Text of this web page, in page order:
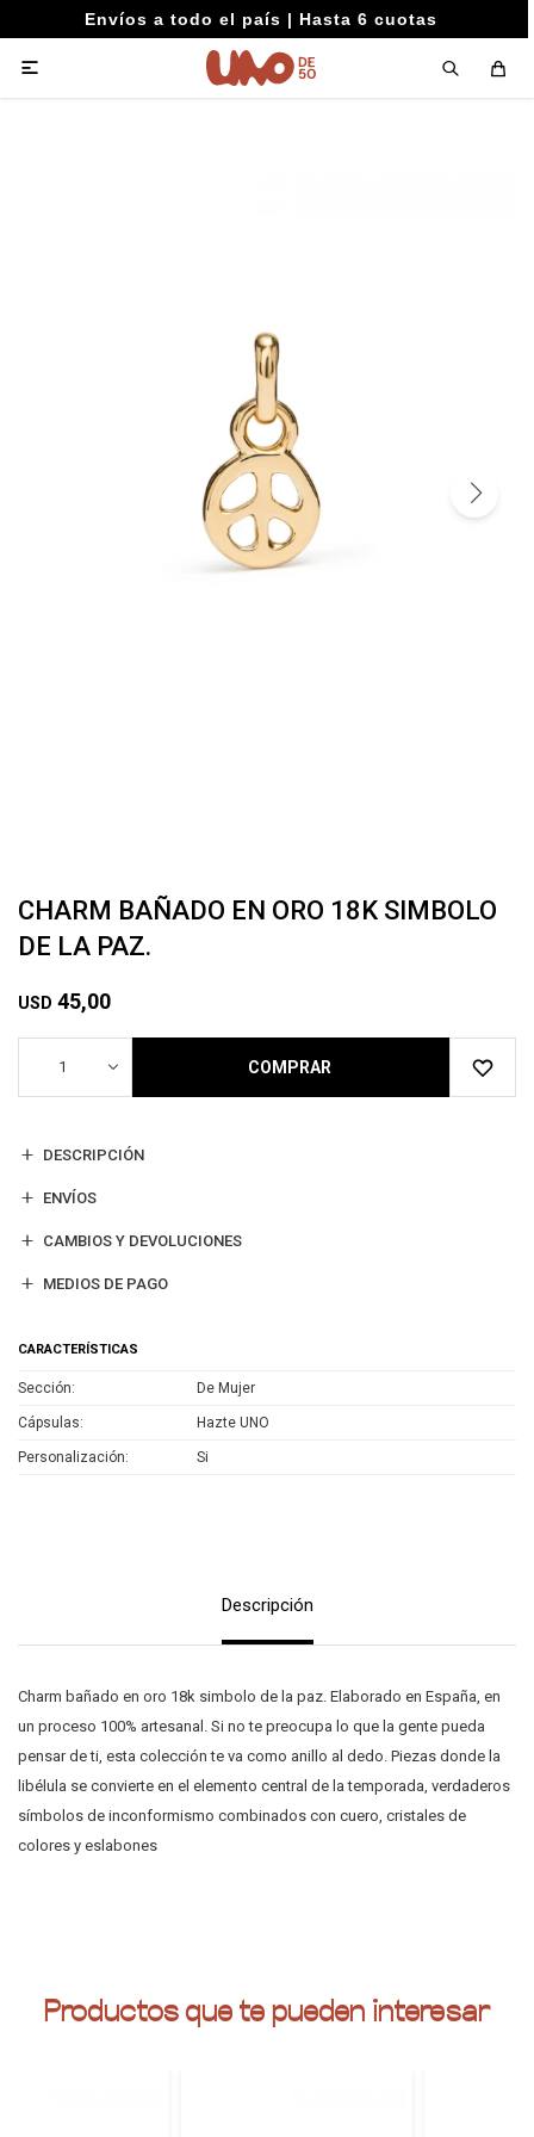
Envíos a todo el país | Hasta 6 cuotas

CHARM BAÑADO EN ORO 18K SIMBOLO
DE LA PAZ.
USD 45,00
1 COMPRAR
DESCRIPCIÓN
ENVÍOS
CAMBIOS Y DEVOLUCIONES
MEDIOS DE PAGO
CARACTERÍSTICAS
Sección De Mujer
Cápsulas Hazte UNO
Personalización Si
Descripción
Charm bañado en oro 18k simbolo de la paz. Elaborado en España, en
un proceso 100% artesanal. Si no te preocupa lo que la gente pueda
pensar de ti, esta colección te va como anillo al dedo. Piezas donde la
libélula se convierte en el elemento central de la temporada, verdaderos
símbolos de inconformismo combinados con cuero, cristales de
colores y eslabones
Productos que te pueden interesar